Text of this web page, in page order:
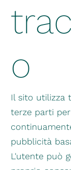
o
Il sito utilizza
terze parti
pubblicità
L'utente può